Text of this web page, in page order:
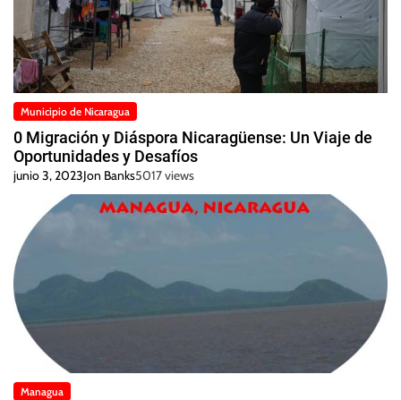
Municipio de Nicaragua
0 Migración y Diáspora Nicaragüense: Un Viaje de
Oportunidades y Desafíos
junio 3, 2023Jon Banks5017 views
Managua